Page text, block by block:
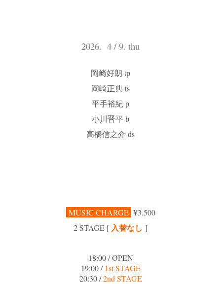
2026. 4 / 9. thu
岡崎好朗 tp
岡崎正典 ts
平手裕紀 p
小川晋平 b
高橋信之介 ds
MUSIC CHARGE ¥3.500
2 STAGE [ 入替なし ]
18:00 / OPEN
19:00 / 1st STAGE
20:30 /2nd STAGE